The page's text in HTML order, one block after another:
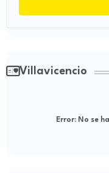
Villavicencio
Error:No se